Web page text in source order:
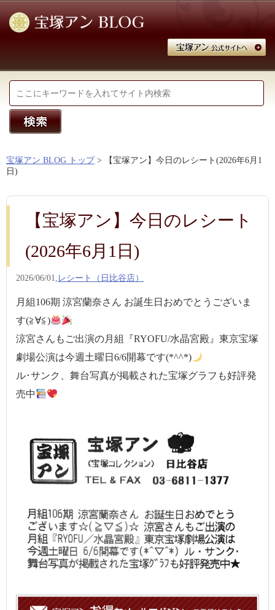
宝塚アン BLOG トップ > 【宝塚アン】今日のレシート(2026年6月1
日)
【宝塚アン】今日のレシート
(2026年6月1日)
2026/06/01, レシート（日比谷店）
月組106期 涼宮蘭奈さん お誕生日おめでとうございま
す(≧∀≦)
涼宮さんもご出演の月組『RYOFU/水晶宮殿』東京宝塚
劇場公演は今週土曜日6/6開幕です(*^^*)
ル･サンク、舞台写真が掲載された宝塚グラフも好評発
売中